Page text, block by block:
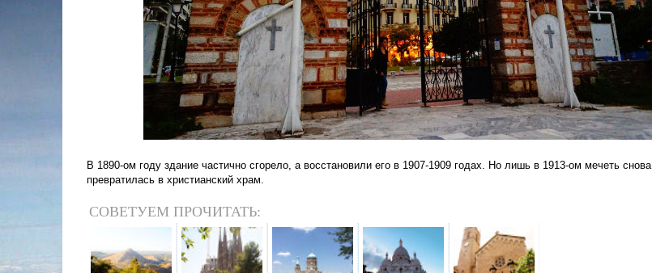
В 1890-ом году здание частично сгорело, а восстановили его в 1907-1909 годах. Но лишь в 1913-ом мечеть снова
превратилась в христианский храм.
СОВЕТУЕМ ПРОЧИТАТЬ: